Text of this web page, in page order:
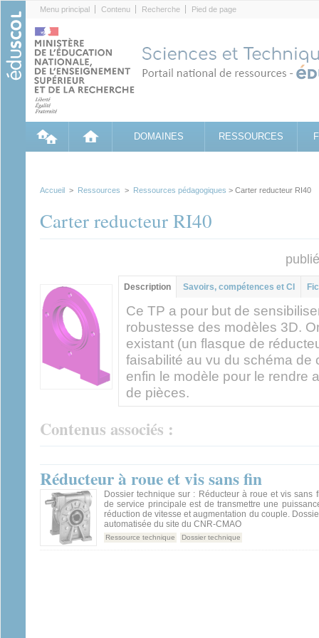
Menu principal Contenu Recherche Pied de page
DOMAINES RESSOURCES
Accueil > Ressources > Ressources pédagogiques > Carter reducteur RI40
Carter reducteur RI40
Contenu principal
Description (onglet
actif)
Savoirs, compétences et CI
Ce TP a pour but de
robustesse des modèles 3D.
existant (un flasque de
faisabilité au vu du schéma de
enfin le modèle pour le rendre
de pièces.
Contenus associés :
Réducteur à roue et vis sans fin
Dossier technique sur : Réducteur à roue et vis sans
de service principale est de transmettre une
réduction de vitesse et augmentation du couple.
automatisée du site du CNR-CMAO
Ressource technique Dossier technique